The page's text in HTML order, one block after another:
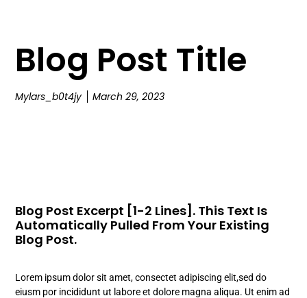
Blog Post Title
Mylars_b0t4jy March 29, 2023
Blog Post Excerpt [1-2 Lines]. This Text Is
Automatically Pulled From Your Existing
Blog Post.
Lorem ipsum dolor sit amet, consectet adipiscing elit,sed do
eiusm por incididunt ut labore et dolore magna aliqua. Ut enim ad